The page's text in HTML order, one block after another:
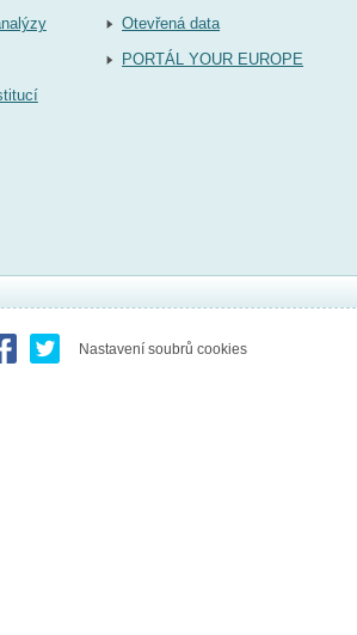
Otevřená data
PORTÁL YOUR EUROPE
Nastavení soubrů cookies